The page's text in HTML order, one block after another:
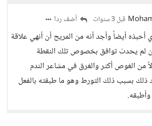
قبل 3 سنوات أضف ردا
أحبذه أيضاً وأجد أنه من المريح أن أنهي علاقة
لم يحدث توافق بخصوص تلك النقطة
من الغوص أكثر والغرق في مشاعر الندم
ذلك بسبب ذلك التورط وهو ما طبقته بالفعل